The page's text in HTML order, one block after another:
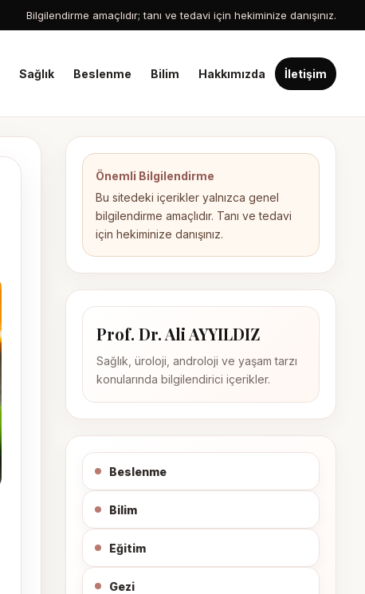
Bilgilendirme amaçlıdır; tanı ve tedavi için hekiminize danışınız.
Sağlık Beslenme Bilim Hakkımızda İletişim
Önemli Bilgilendirme
Bu sitedeki içerikler yalnızca genel
bilgilendirme amaçlıdır. Tanı ve tedavi
için hekiminize danışınız.
Prof. Dr. Ali AYYILDIZ
Sağlık, üroloji, androloji ve yaşam tarzı
konularında bilgilendirici içerikler.
Beslenme
Bilim
Eğitim
Gezi